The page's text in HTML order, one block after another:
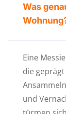
Was
Eine
die
und